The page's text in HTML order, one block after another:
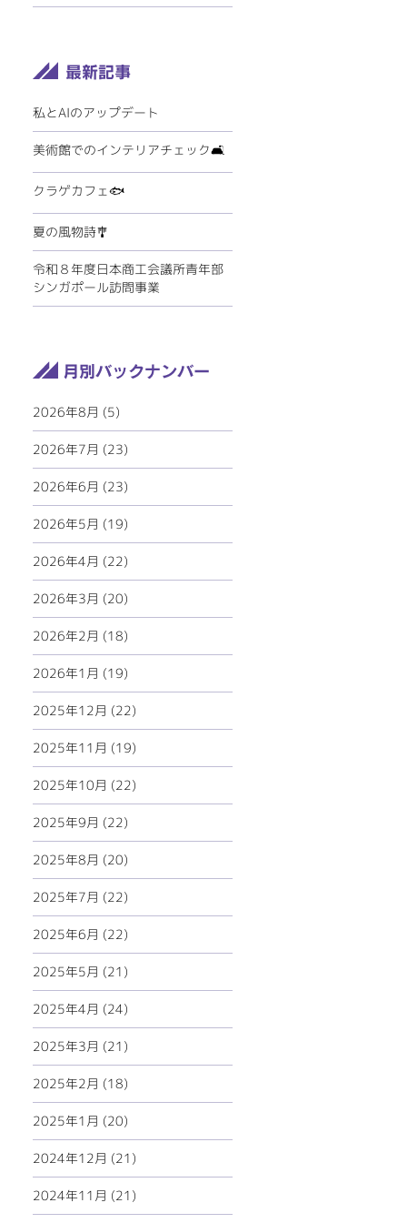
私とAIのアップデート
美術館でのインテリアチェック🛋️
クラゲカフェ🐟
夏の風物詩🎐
令和８年度日本商工会議所青年部
シンガポール訪問事業
2026年8月 (5)
2026年7月 (23)
2026年6月 (23)
2026年5月 (19)
2026年4月 (22)
2026年3月 (20)
2026年2月 (18)
2026年1月 (19)
2025年12月 (22)
2025年11月 (19)
2025年10月 (22)
2025年9月 (22)
2025年8月 (20)
2025年7月 (22)
2025年6月 (22)
2025年5月 (21)
2025年4月 (24)
2025年3月 (21)
2025年2月 (18)
2025年1月 (20)
2024年12月 (21)
2024年11月 (21)